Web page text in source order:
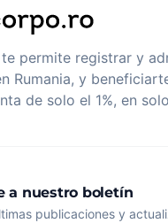
permite registrar y
Rumania, y
de solo el 1%, en
a nuestro boletín
publicaciones y